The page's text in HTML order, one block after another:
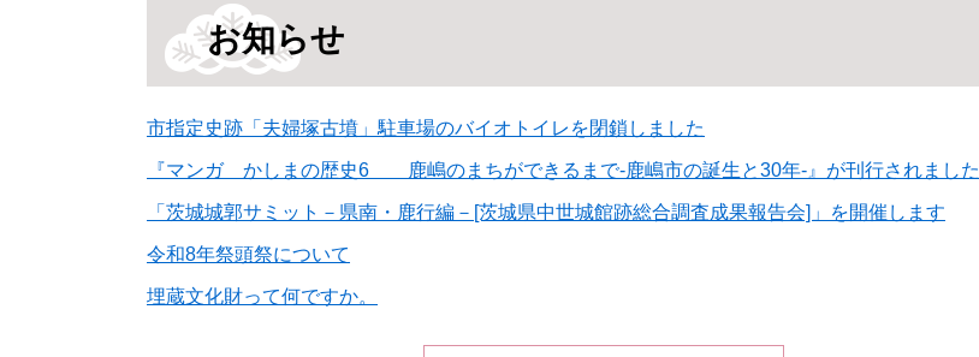
お知らせ
市指定史跡「夫婦塚古墳」駐車場のバイオトイレを閉鎖しました
『マンガ かしまの歴史6 鹿嶋のまちができるまで-鹿嶋市の誕生と30年-』が刊行されました
「茨城城郭サミット－県南・鹿行編－[茨城県中世城館跡総合調査成果報告会]」を開催します
令和8年祭頭祭について
埋蔵文化財って何ですか。